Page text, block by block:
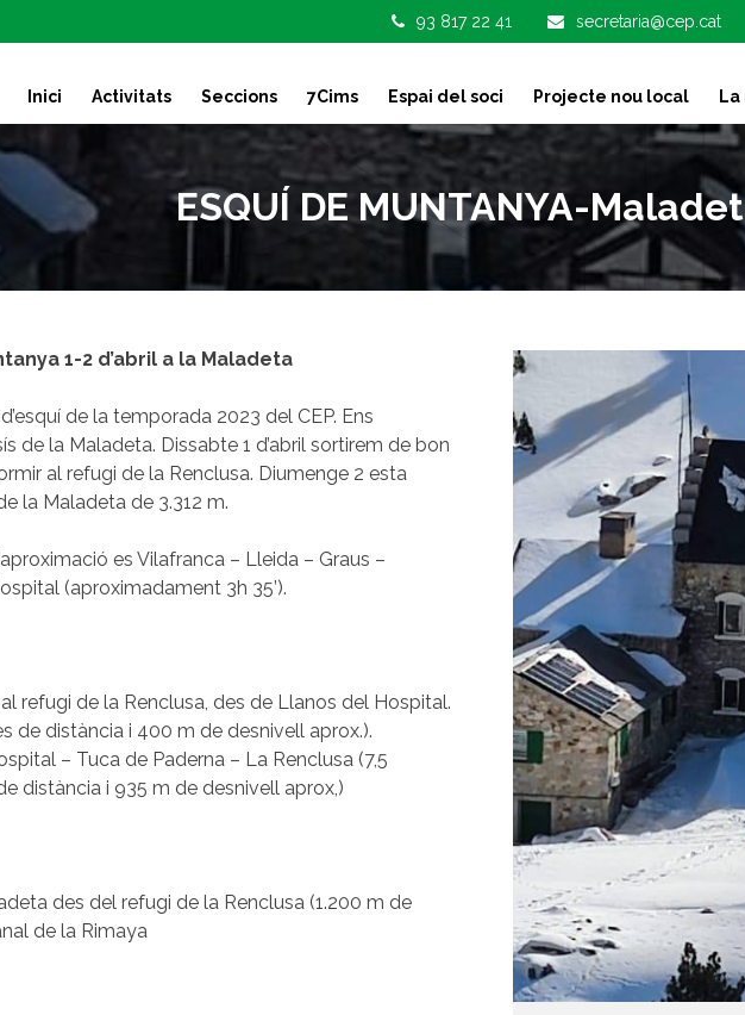
93 817 22 41 secretaria@cep.cat
Inici Activitats Seccions 7Cims Espai del soci Projecte nou local
ESQUÍ DE MUNTANYA-
1-2 d’abril a la Maladeta
de la temporada 2023 del CEP. Ens
de la Maladeta. Dissabte 1 d’abril sortirem de bon
al refugi de la Renclusa. Diumenge 2 esta
la Maladeta de 3.312 m.
es Vilafranca – Lleida – Graus –
(aproximadament 3h 35’).
refugi de la Renclusa, des de Llanos del Hospital.
de distància i 400 m de desnivell aprox.).
– Tuca de Paderna – La Renclusa (7,5
distància i 935 m de desnivell aprox,)
des del refugi de la Renclusa (1.200 m de
de la Rimaya